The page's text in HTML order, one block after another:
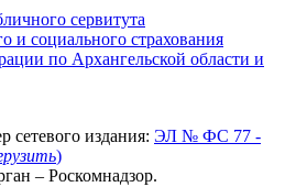
сервитута
и социального страхования
по Архангельской области и
сетевого издания: ЭЛ № ФС 77 -
)
– Роскомнадзор.